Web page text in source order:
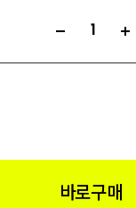
바로구매